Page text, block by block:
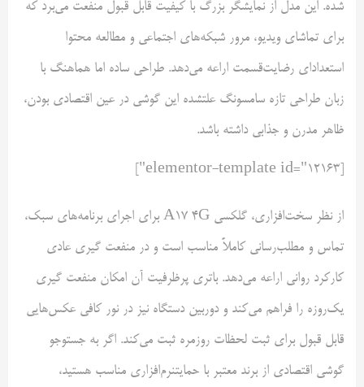
شده. این مدل از نمایشگر بزرگ با کیفیت قابل قبول منفعت می‌برد که
برای تماشای ویدیو، مرور شبکه‌های اجتماعی و مطالعه محتوا
استعداد‌ای رضایت‌قسمت اراعه می‌دهد. طراحی ساده اما هماهنگ با
زبان طراحی تازه سامسونگ علتشده این گوشی در عین اقتصادی بودن،
ظاهر مدرن و جذابی داشته باشد.
از نظر سخت‌افزاری، گلکسی A17 4G برای اجرای برنامه‌های سبک،
تماس و مطلب‌رسانی کاملاً مناسب است و در منفعت گیری عادی
کارکرد روانی اراعه می‌دهد. باتری پرظرفیت آن امکان منفعت گیری
یک‌روزه را فراهم می‌کند و دوربین دستگاه نیز در نور کافی عکس‌هایی
قابل قبول برای ثبت لحظات روزمره ثبت می‌کند. اگر به جستوجو
گوشی اقتصادی از برند معتبر با حمایتنرم‌افزاری مناسب هستید،